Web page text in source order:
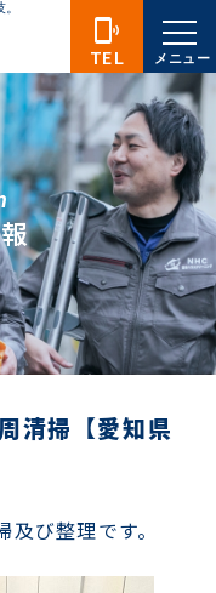
清掃【愛知県
び整理です。
phonelink_ring
TEL メニュー